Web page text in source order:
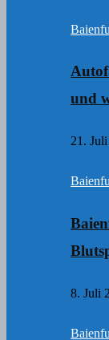
und
21.
8. Juli